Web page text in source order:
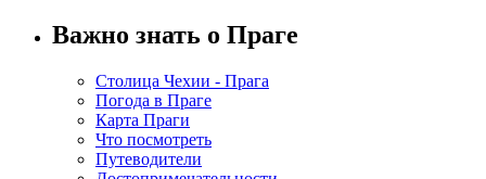
Важно знать о Праге
Столица Чехии - Прага
Погода в Праге
Карта Праги
Что посмотреть
Путеводители